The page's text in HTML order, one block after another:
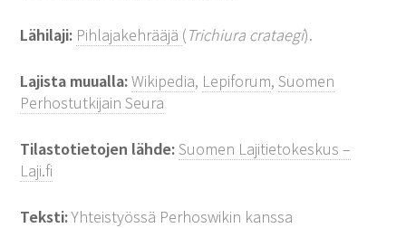
Lähilaji: Pihlajakehrääjä (Trichiura crataegi).
Lajista muualla:Wikipedia, Lepiforum,Suomen
Perhostutkijain Seura
Tilastotietojen lähde:Suomen Lajitietokeskus –
Laji.fi
Teksti:Yhteistyössä Perhoswikin kanssa